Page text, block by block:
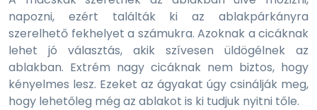
napozni, ezért találták ki az ablakpárkányra
szerelhető fekhelyet a számukra. Azoknak a cicáknak
lehet jó választás, akik szívesen üldögélnek az
ablakban. Extrém nagy cicáknak nem biztos, hogy
kényelmes lesz. Ezeket az ágyakat úgy csinálják meg,
hogy lehetőleg még az ablakot is ki tudjuk nyitni tőle.